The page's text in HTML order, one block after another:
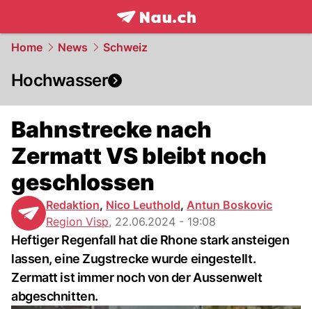
frontpage.NAU.ch
Home News Schweiz
Hochwasser
Bahnstrecke nach
Zermatt VS bleibt noch
geschlossen
Redaktion, Nico Leuthold, Antun Boskovic
Region Visp, 22.06.2024 - 19:08
Heftiger Regenfall hat die Rhone stark ansteigen
lassen, eine Zugstrecke wurde eingestellt.
Zermatt ist immer noch von der Aussenwelt
abgeschnitten.